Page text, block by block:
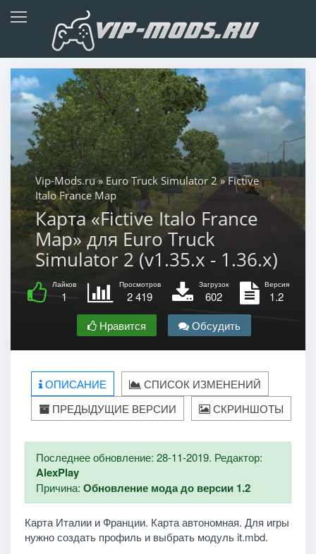
Vip-Mods.ru»Euro Truck Simulator 2» Fictive
Italo France Map
Карта «Fictive Italo France
Map» для Euro Truck
Simulator 2 (v1.35.x - 1.36.x)
Лайков
1
Просмотров
2 419
Загрузок
602
Версия
1.2
Нравится
Обсудить
ОПИСАНИЕ
СПИСОК ИЗМЕНЕНИЙ
ПРЕДЫДУЩИЕ ВЕРСИИ
СКРИНШОТЫ
Последнее обновление: 28-11-2019. Редактор:
AlexPlay
Причина: Обновление мода до версии 1.2
Карта Италии и Франции. Карта автономная. Для игры
нужно создать профиль и выбрать модуль it.mbd.